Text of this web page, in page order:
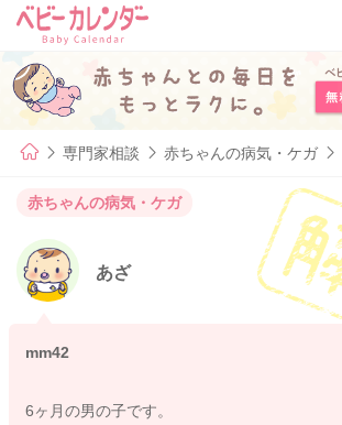
専門家相談 赤ちゃんの病気・ケガ
赤ちゃんの病気・ケガ
あざ
mm42
6ヶ月の男の子です。